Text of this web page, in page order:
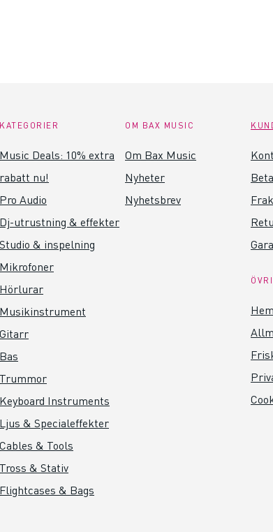
KATEGORIER
Music Deals: 10% extra
rabatt nu!
Pro Audio
Dj-utrustning & effekter
Studio & inspelning
Mikrofoner
Hörlurar
Musikinstrument
Gitarr
Bas
Trummor
Keyboard Instruments
Ljus & Specialeffekter
Cables & Tools
Tross & Stativ
Flightcases & Bags
OM BAX MUSIC
Om Bax Music
Nyheter
Nyhetsbrev
Hem